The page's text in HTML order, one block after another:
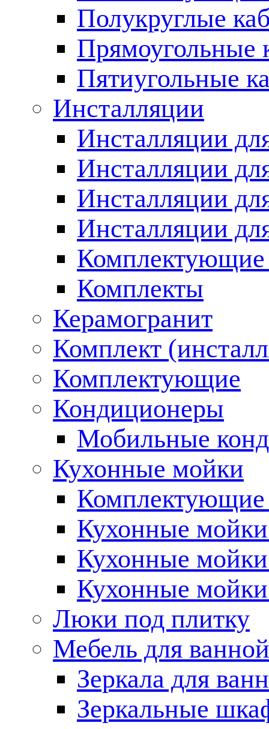
Полукруглые
Прямоугольные
Пятиугольные
Инсталляции
Инсталляции
Инсталляции
Инсталляции
Инсталляции
Комплектующие
Комплекты
Керамогранит
Комплект
Комплектующие
Кондиционеры
Мобильные
Кухонные мойки
Комплектующие
Кухонные мойки
Кухонные
Кухонные
Люки под плитку
Мебель для
Зеркала для
Зеркальные